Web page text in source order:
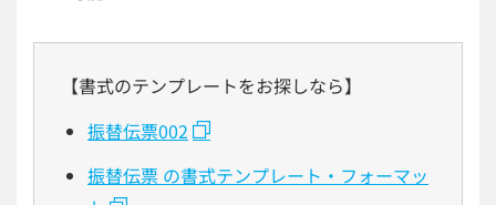
【書式のテンプレートをお探しなら】
振替伝票002
振替伝票 の書式テンプレート・フォーマッ